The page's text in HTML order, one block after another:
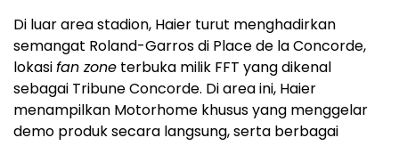
Di luar area stadion, Haier turut menghadirkan
semangat Roland-Garros di Place de la Concorde,
lokasifan zone terbuka milik FFT yang dikenal
sebagai Tribune Concorde. Di area ini, Haier
menampilkan Motorhome khusus yang menggelar
demo produk secara langsung, serta berbagai